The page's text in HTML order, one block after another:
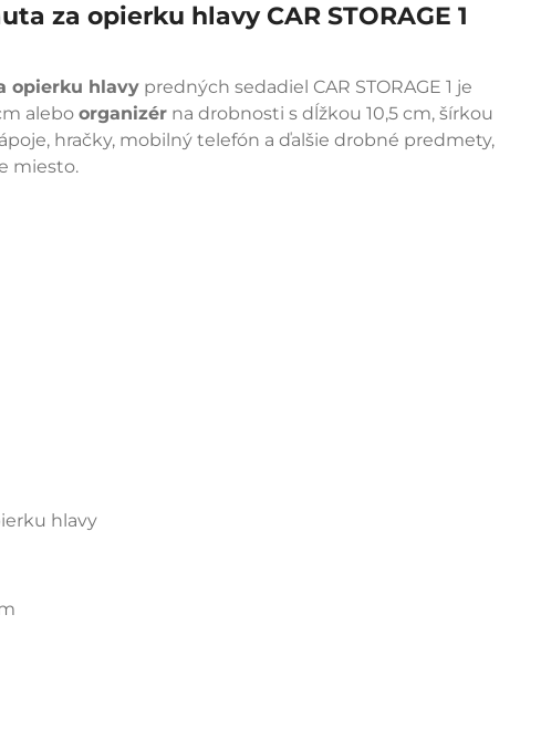
za opierku hlavy CAR STORAGE 1
opierku hlavy predných sedadiel CAR STORAGE 1 je
alebo organizér na drobnosti s dĺžkou 10,5 cm, šírkou
hračky, mobilný telefón a ďalšie drobné predmety,
miesto.
hlavy